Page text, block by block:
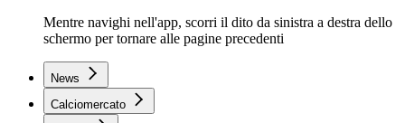
Mentre navighi nell'app, scorri il dito da sinistra a destra dello
schermo per tornare alle pagine precedenti
News
Calciomercato